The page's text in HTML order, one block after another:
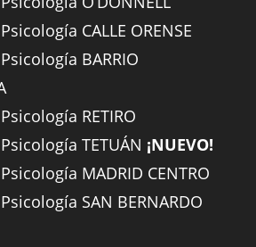
CALLE ORENSE
BARRIO
RETIRO
TETUÁN ¡NUEVO!
MADRID CENTRO
SAN BERNARDO